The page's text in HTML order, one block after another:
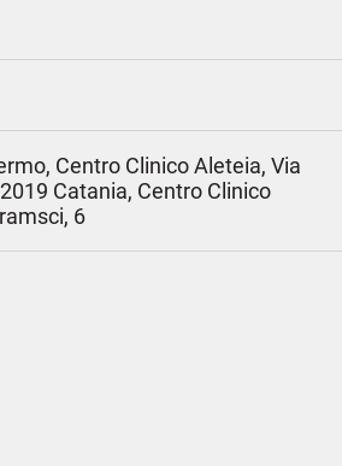
Centro Clinico Aleteia, Via
Catania, Centro Clinico
6